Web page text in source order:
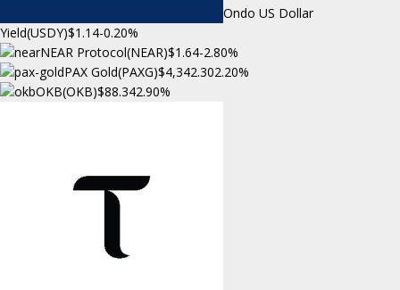
Ondo US Dollar
Yield(USDY)$1.14-0.20%
NEAR Protocol(NEAR)$1.64-2.80%
PAX Gold(PAXG)$4,342.302.20%
OKB(OKB)$88.342.90%